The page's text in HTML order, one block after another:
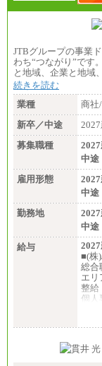
JTBグループの事業
わち“つながり”です
と地域、企業と地域
続きを読む
業種
商社
新卒／中途
募集職種
2027
中途
雇用形態
2027
中途
勤務地
2027
中途
給与
2027
■(株
総合
エリ
整給
個
総合